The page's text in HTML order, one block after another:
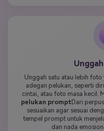
Unggah satu atau lebih
adegan pelukan, seperti
cintai, atau foto masa kecil.
pelukan promptDari
sesuaikan agar sesuai
tempel prompt untuk
dan nada